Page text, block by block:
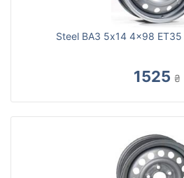
Steel ВАЗ 5x14 4x98
1525 ₴